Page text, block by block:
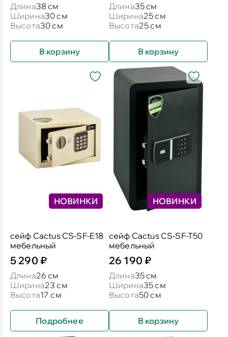
Длина38 см
Ширина30 см
Высота30 см
В корзину
Длина35 см
Ширина25 см
Высота25 см
В корзину
НОВИНКИ
сейф Cactus CS-SF-E18
мебельный
5 290 ₽
Длина26 см
Ширина23 см
Высота17 см
Подробнее
НОВИНКИ
сейф Cactus CS-SF-T50
мебельный
26 190 ₽
Длина35 см
Ширина35 см
Высота50 см
В корзину